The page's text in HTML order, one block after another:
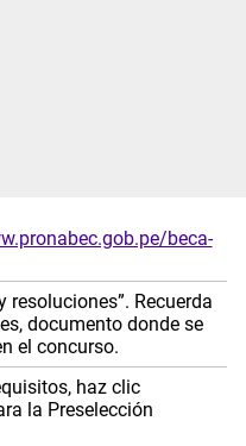
beca-
resoluciones”. Recuerda
documento donde se
el concurso.
haz clic
la Preselección